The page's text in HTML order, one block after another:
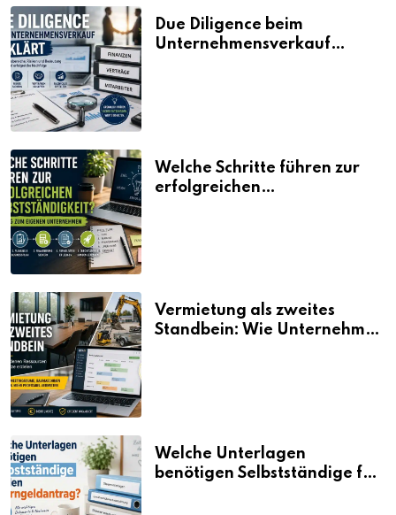
Due Diligence beim
Unternehmensverkauf
Welche Schritte führen zur
erfolgreichen
Vermietung als zweites
Standbein: Wie Unternehmen
Welche Unterlagen
benötigen Selbstständige für